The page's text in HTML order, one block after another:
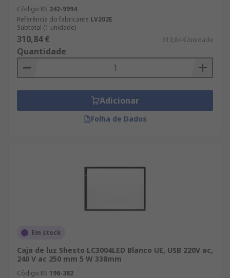
Código RS 242-9994
Referência do fabricante LV202E
Subtotal (1 unidade)
310,84 € 310,84 €/unidade
Quantidade
Adicionar
Folha de Dados
Em stock
Caja de luz Shesto LC3004LED Blanco UE, USB 220V ac,
240 V ac 250 mm 5 W 338mm
Código RS 196-382